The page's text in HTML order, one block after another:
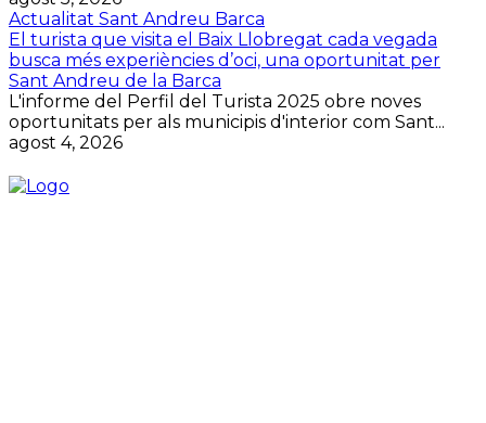
Actualitat Sant Andreu Barca
El turista que visita el Baix Llobregat cada vegada
busca més experiències d’oci, una oportunitat per
Sant Andreu de la Barca
L'informe del Perfil del Turista 2025 obre noves
oportunitats per als municipis d'interior com Sant...
agost 4, 2026